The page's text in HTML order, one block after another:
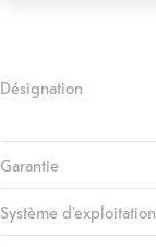
Désignation
Garantie
Système d'exploitation